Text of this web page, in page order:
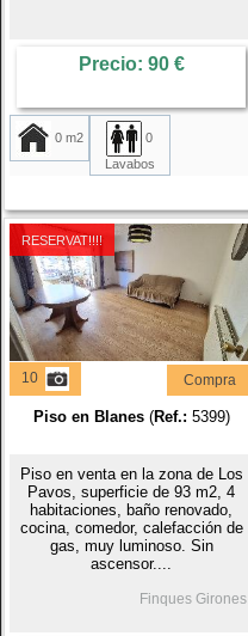
Precio: 90 €
0 m2
0
Lavabos
RESERVAT!!!!
10 Compra
Piso en Blanes(Ref.: 5399)
Piso en venta en la zona de Los
Pavos, superficie de 93 m2, 4
habitaciones, baño renovado,
cocina, comedor, calefacción de
gas, muy luminoso. Sin
ascensor....
Finques Girones